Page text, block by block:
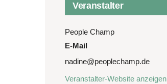
Veranstalter
People Champ
E-Mail
nadine@peoplechamp.de
Veranstalter-Website anzeigen